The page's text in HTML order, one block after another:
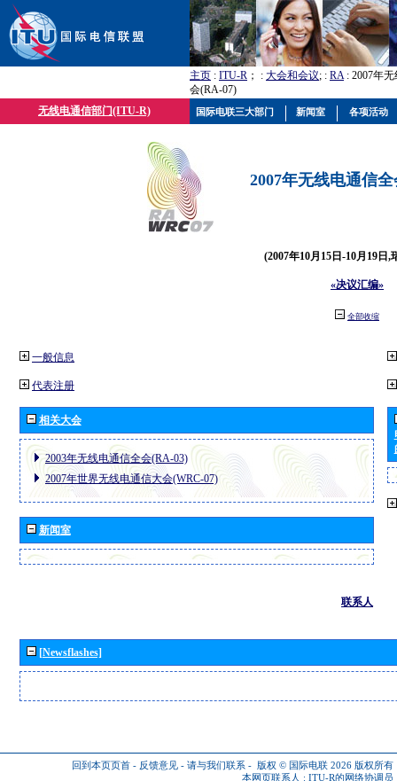
主页 : ITU-R ； : 大会和会议; : RA: 2007年
会(RA-07)
无线电通信部门(ITU-R)
2007年无线电通信
(2007年10月15日-10月19日,
«决议汇编»
全部收缩
一般信息
代表注册
相关大会
2003年无线电通信全会(RA-03)
2007年世界无线电通信大会(WRC-07)
新闻室
联系人
[Newsflashes]
回到本页页首 - 反馈意见 - 请与我们联系 - 版权 © 国际电联 2026 版权所有
本网页联系人 : ITU-R的网络协调员
国际电联三大部门 新闻室 各项活动